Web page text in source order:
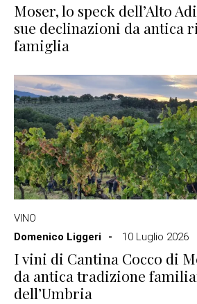
Moser, lo speck dell’Alto
sue declinazioni da antica
famiglia
VINO
Domenico Liggeri
10 Luglio 2026
I vini di Cantina Cocco di
da antica tradizione
dell’Umbria